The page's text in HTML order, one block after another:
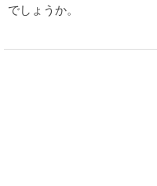
でしょうか。